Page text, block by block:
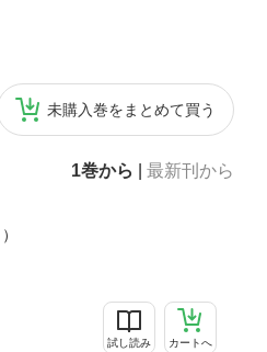
未購入巻をまとめて買う
1巻から 最新刊から
試し読み カートへ